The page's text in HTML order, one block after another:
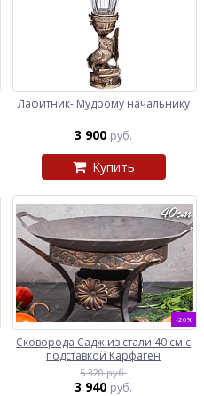
Лафитник- Мудрому начальнику
3 900 руб.
Купить
-26%
Сковорода Садж из стали 40 см с
подставкой Карфаген
5 320 руб.
3 940 руб.